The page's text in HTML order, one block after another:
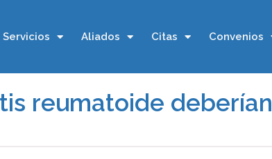
Servicios Aliados Citas Convenios
reumatoide deberían